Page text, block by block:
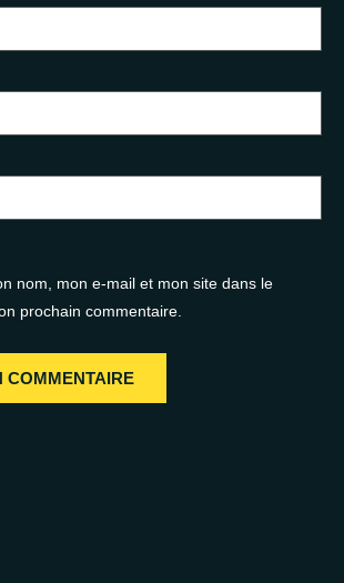
nom, mon e-mail et mon site dans le
prochain commentaire.